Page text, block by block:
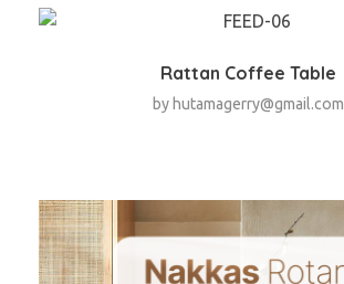
Rattan Coffee Table
by hutamagerry@gmail.com